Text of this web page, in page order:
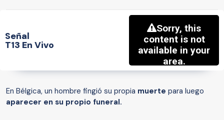
Señal
T13 En Vivo
En Bélgica, un hombre fingió su propia muerte para luego
aparecer en su propio funeral.